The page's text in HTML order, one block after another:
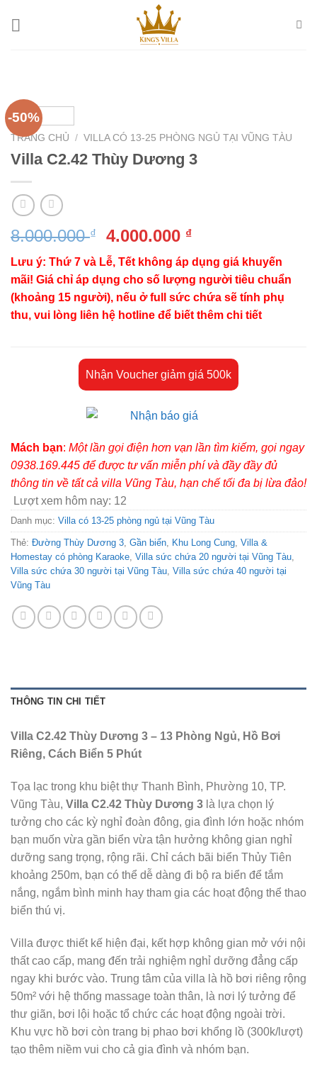
-50%
TRANG CHỦ / VILLA CÓ 13-25 PHÒNG NGỦ TẠI VŨNG TÀU
Villa C2.42 Thùy Dương 3
8.000.000₫
Giá
gốc
là:
8.000.000 ₫.
4.000.000 ₫Giá
hiện
tại
là:
4.000.000 ₫.
Lưu ý: Thứ 7 và Lễ, Tết không áp dụng giá khuyến
mãi! Giá chỉ áp dụng cho số lượng người tiêu chuẩn
(khoảng 15 người), nếu ở full sức chứa sẽ tính phụ
thu, vui lòng liên hệ hotline để biết thêm chi tiết
Nhận Voucher giảm giá 500k
Mách bạn: Một lần gọi điện hơn vạn lần tìm kiếm, gọi ngay
0938.169.445 để được tư vấn miễn phí và đầy đầy đủ
thông tin về tất cả villa Vũng Tàu, hạn chế tối đa bị lừa đảo!
Lượt xem hôm nay: 12
Danh mục: Villa có 13-25 phòng ngủ tại Vũng Tàu
Thẻ: Đường Thùy Dương 3, Gần biển, Khu Long Cung, Villa &
Homestay có phòng Karaoke, Villa sức chứa 20 người tại Vũng Tàu,
Villa sức chứa 30 người tại Vũng Tàu, Villa sức chứa 40 người tại
Vũng Tàu
THÔNG TIN CHI TIẾT
Villa C2.42 Thùy Dương 3 – 13 Phòng Ngủ, Hồ Bơi
Riêng, Cách Biển 5 Phút
Tọa lạc trong khu biệt thự Thanh Bình, Phường 10, TP.
Vũng Tàu, Villa C2.42 Thùy Dương 3 là lựa chọn lý
tưởng cho các kỳ nghỉ đoàn đông, gia đình lớn hoặc nhóm
bạn muốn vừa gần biển vừa tận hưởng không gian nghỉ
dưỡng sang trọng, rộng rãi. Chỉ cách bãi biển Thủy Tiên
khoảng 250m, bạn có thể dễ dàng đi bộ ra biển để tắm
nắng, ngắm bình minh hay tham gia các hoạt động thể thao
biển thú vị.
Villa được thiết kế hiện đại, kết hợp không gian mở với nội
thất cao cấp, mang đến trải nghiệm nghỉ dưỡng đẳng cấp
ngay khi bước vào. Trung tâm của villa là hồ bơi riêng rộng
50m² với hệ thống massage toàn thân, là nơi lý tưởng để
thư giãn, bơi lội hoặc tổ chức các hoạt động ngoài trời.
Khu vực hồ bơi còn trang bị phao bơi khổng lồ (300k/lượt)
tạo thêm niềm vui cho cả gia đình và nhóm bạn.